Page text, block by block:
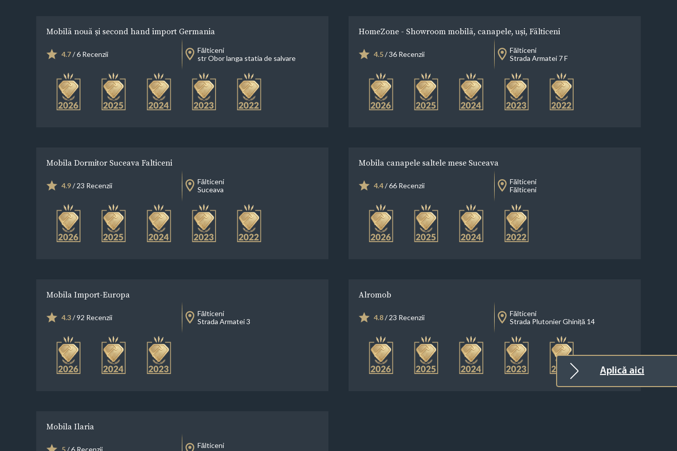
Aplică aici
Mobilă nouă și second hand import Germania
4.7/ 6 Recenzii
Fălticeni
str Obor langa statia de salvare
HomeZone - Showroom mobilă, canapele, uși, Fălticeni
4.5/ 36 Recenzii
Fălticeni
Strada Armatei 7 F
Mobila Dormitor Suceava Falticeni
4.9/ 23 Recenzii
Fălticeni
Suceava
Mobila canapele saltele mese Suceava
4.4/ 66 Recenzii
Fălticeni
Fălticeni
Mobila Import-Europa
4.3/ 92 Recenzii
Fălticeni
Strada Armatei 3
Alromob
4.8/ 23 Recenzii
Fălticeni
Strada Plutonier Ghiniță 14
Mobila Ilaria
5/ 6 Recenzii
Fălticeni